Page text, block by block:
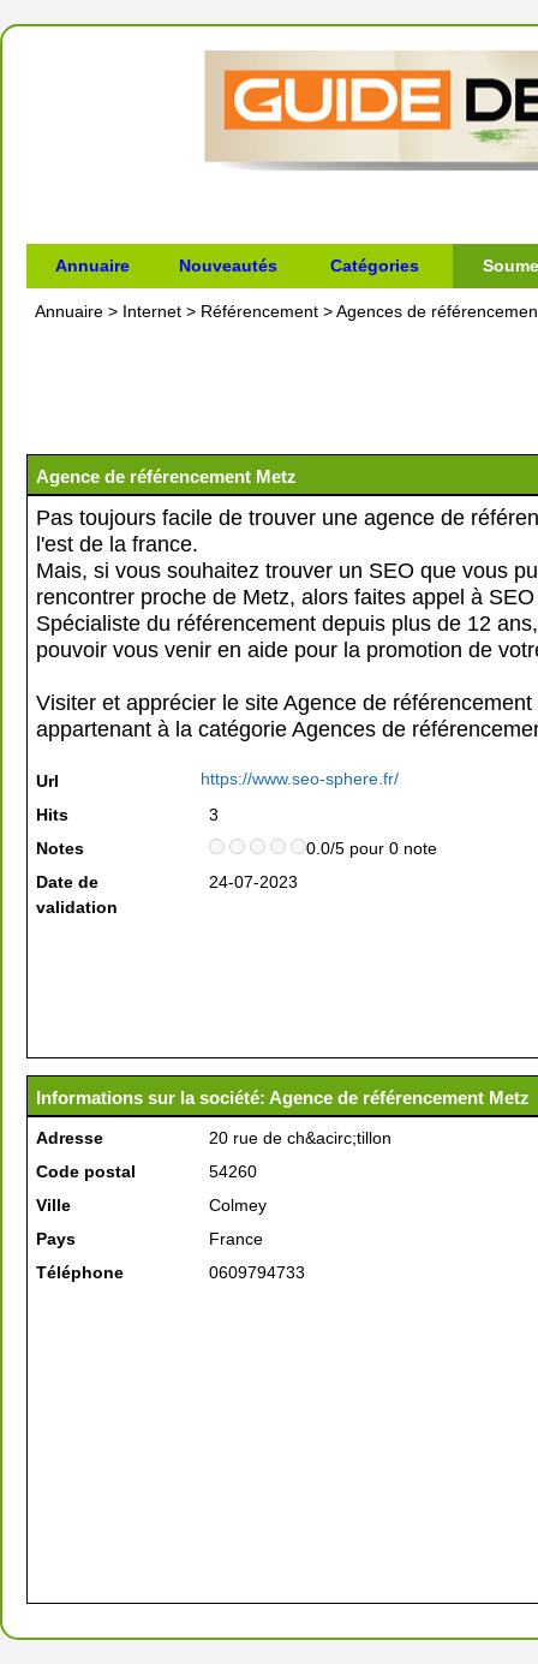
Annuaire Nouveautés Catégories
Annuaire > Internet > Référencement >Agences de
Agence de référencement Metz
Pas toujours facile de trouver une agence de
l'est de la france.
Mais, si vous souhaitez trouver un SEO que vous
rencontrer proche de Metz, alors faites appel à
Spécialiste du référencement depuis plus de 12
pouvoir vous venir en aide pour la promotion de
Visiter et apprécier le site Agence de référencement
appartenant à la catégorieAgences de
Url
https://www.seo-sphere.fr/
Hits
3
Notes
0.0/5 pour 0 note
Date de
validation
24-07-2023
Informations sur la société: Agence de référencement Metz
Adresse
20 rue de ch&acirc;tillon
Code postal
54260
Ville
Colmey
Pays
France
Téléphone
0609794733